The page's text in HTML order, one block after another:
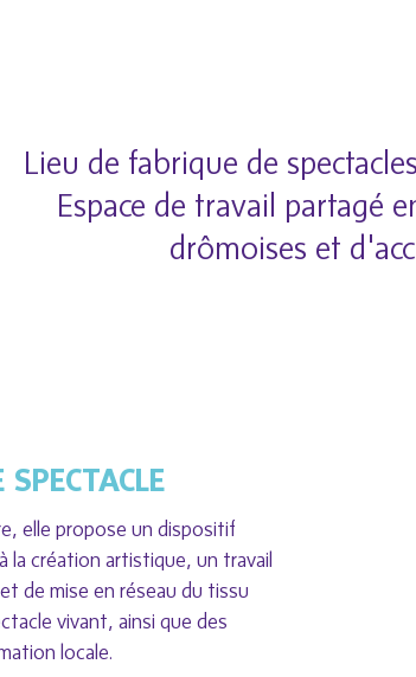
Lieu de fabrique de
Espace de travail partagé
drômoises et
elle propose un dispositif
la création artistique, un travail
de mise en réseau du tissu
vivant, ainsi que des
locale.